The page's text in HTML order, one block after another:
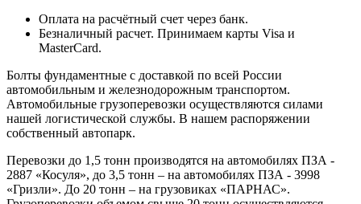
Оплата на расчётный счет через банк.
Безналичный расчет. Принимаем карты Visa и
MasterCard.
Болты фундаментные с доставкой по всей России
автомобильным и железнодорожным транспортом.
Автомобильные грузоперевозки осуществляются силами
нашей логистической службы. В нашем распоряжении
собственный автопарк.
Перевозки до 1,5 тонн производятся на автомобилях ПЗА -
2887 «Косуля», до 3,5 тонн – на автомобилях ПЗА - 3998
«Гризли». До 20 тонн – на грузовиках «ПАРНАС».